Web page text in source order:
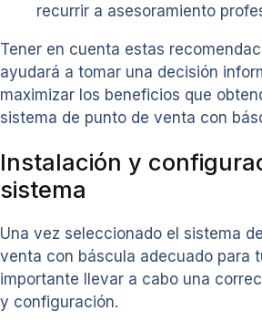
recurrir a asesoramiento
Tener en cuenta estas
ayudará a tomar una decisión
maximizar los beneficios que
sistema de punto de venta con
Instalación y
sistema
Una vez seleccionado el sistema
venta con báscula adecuado para
importante llevar a cabo una
y configuración.